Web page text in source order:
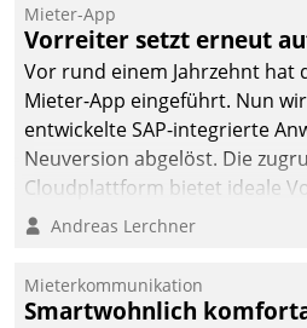
Mieter-App
Vorreiter setzt erneut
Vor rund einem Jahrzehnt hat
Mieter-App eingeführt. Nun
entwickelte SAP-integrierte
Neuversion abgelöst. Die
Cloudplattform bietet ideale
die Funktionalität der App zu
integrieren.
Andreas Lerchner
Mieterkommunikation
Smartwohnlich